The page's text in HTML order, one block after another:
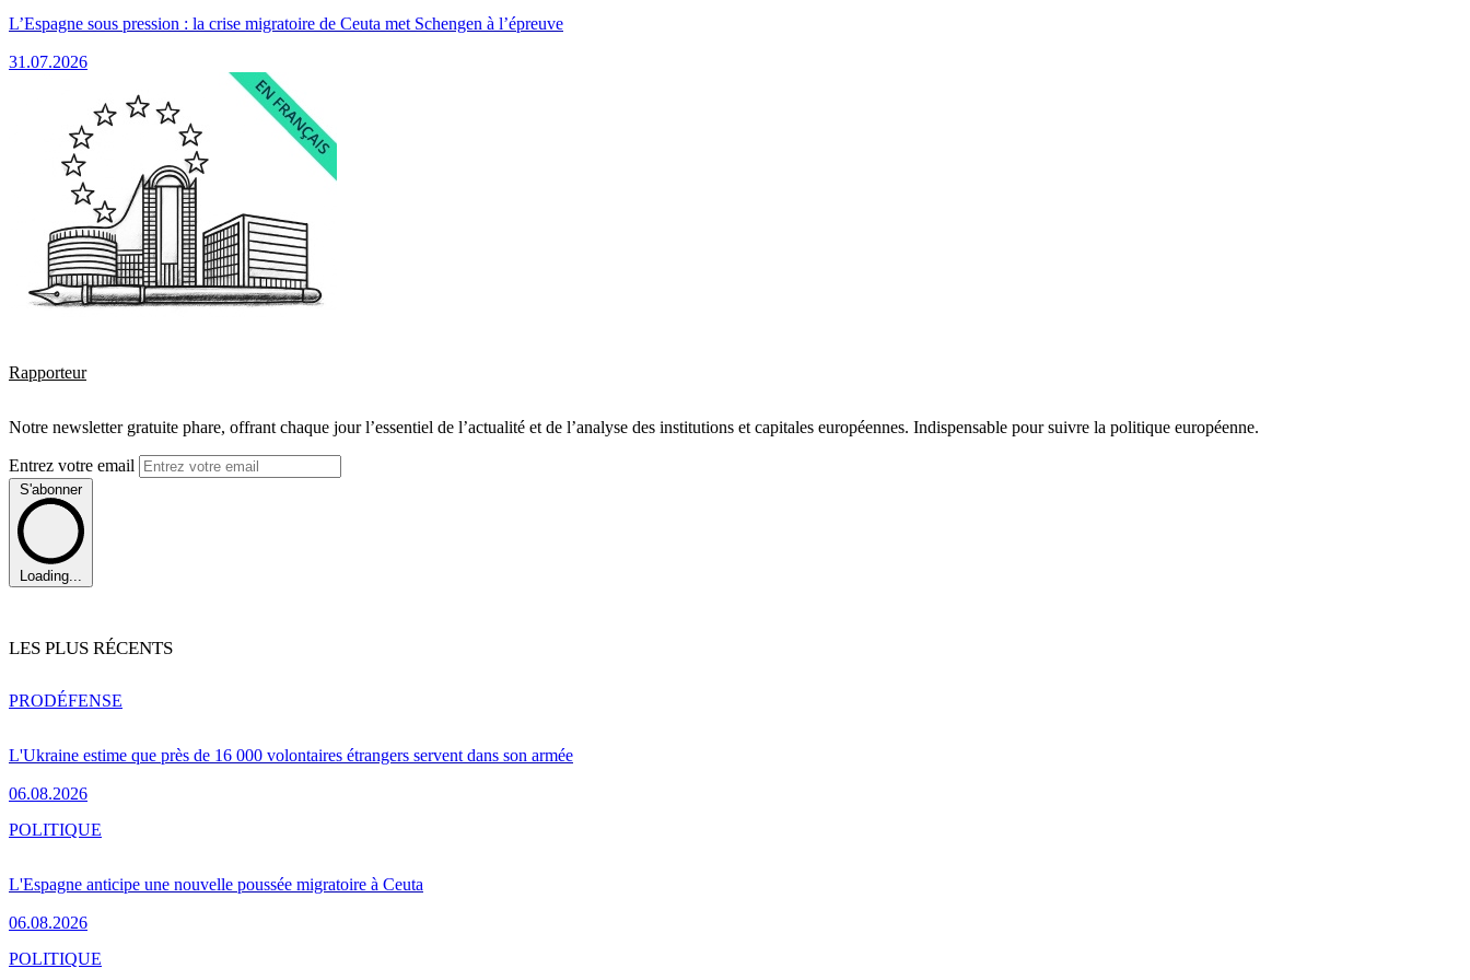
L’Espagne sous pression : la crise migratoire de Ceuta met Schengen à l’épreuve
31.07.2026
Rapporteur
Notre newsletter gratuite phare, offrant chaque jour l’essentiel de l’actualité et de l’analyse des institutions et capitales européennes. Indispensable pour suivre la politique européenne.
Entrez votre email
S'abonner
Loading...
LES PLUS RÉCENTS
L'Ukraine estime que près de 16 000 volontaires étrangers servent dans son armée
06.08.2026
PRODÉFENSE
L'Espagne anticipe une nouvelle poussée migratoire à Ceuta
06.08.2026
POLITIQUE
POLITIQUE